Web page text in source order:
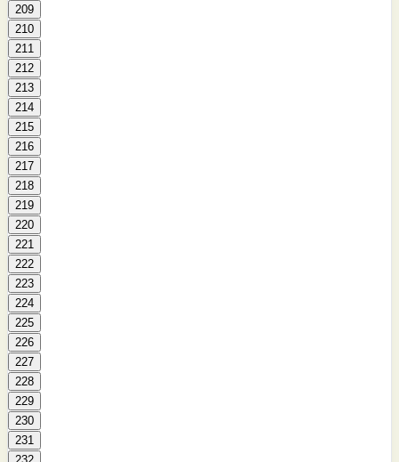
209
210
211
212
213
214
215
216
217
218
219
220
221
222
223
224
225
226
227
228
229
230
231